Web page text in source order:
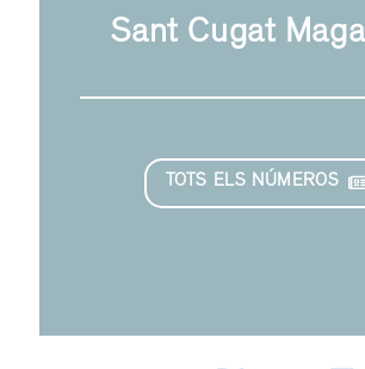
Sant Cugat
TOTS ELS NÚMEROS